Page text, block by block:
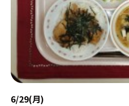
6/29(月)